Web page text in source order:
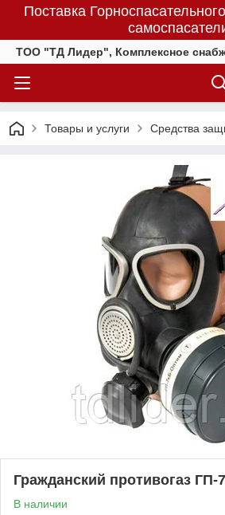
Поставка
ТОО "ТД Лидер", Комплексное
Товары и услуги Средства
Гражданский противогаз ГП-
В наличии